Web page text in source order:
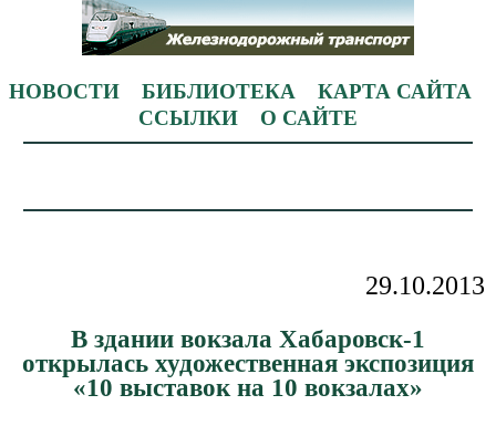
НОВОСТИ БИБЛИОТЕКА
КАРТА САЙТА
ССЫЛКИ
О САЙТЕ
29.10.2013
В здании вокзала Хабаровск-1
открылась художественная экспозиция
«10 выставок на 10 вокзалах»